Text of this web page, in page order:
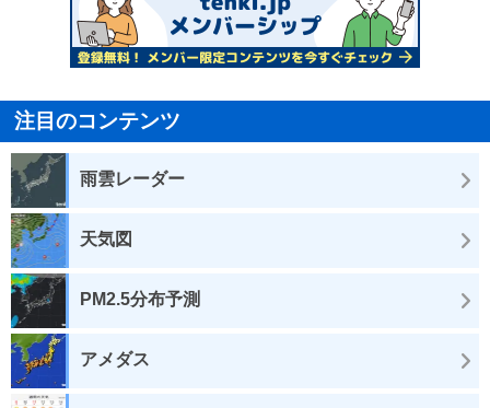
注目のコンテンツ
雨雲レーダー
天気図
PM2.5分布予測
アメダス